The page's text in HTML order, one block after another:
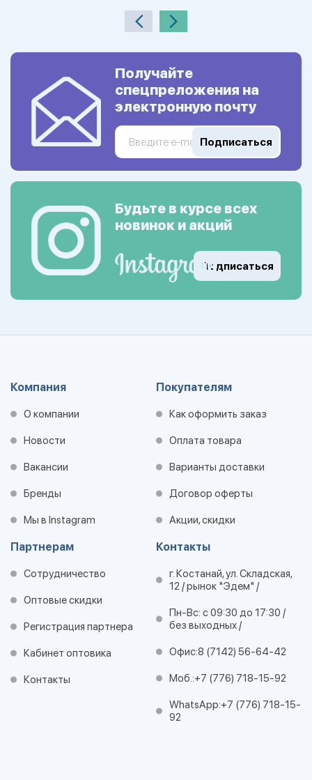
Получайте
спецпреложения на
электронную почту
Подписаться
Будьте в курсе всех
новинок и акций
Подписаться
Компания
О компании
Новости
Вакансии
Бренды
Мы в Instagram
Покупателям
Как оформить заказ
Оплата товара
Варианты доставки
Договор оферты
Акции, скидки
Партнерам
Сотрудничество
Оптовые скидки
Регистрация партнера
Кабинет оптовика
Контакты
Контакты
г. Костанай, ул. Складская,
12 / рынок "Эдем" /
Пн-Вс: с 09:30 до 17:30 /
без выходных /
Офис:8 (7142) 56-64-42
Моб.:+7 (776) 718-15-92
WhatsApp:+7 (776) 718-15-
92